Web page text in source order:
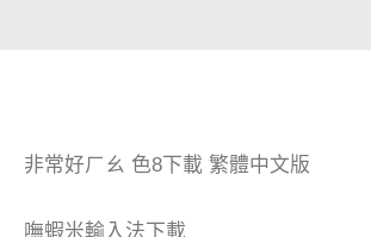
非常好ㄏㄠ 色8下載 繁體中文版
嘸蝦米輸入法下載